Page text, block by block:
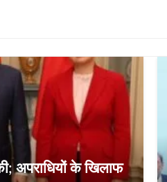
अपराधियों के खिलाफ